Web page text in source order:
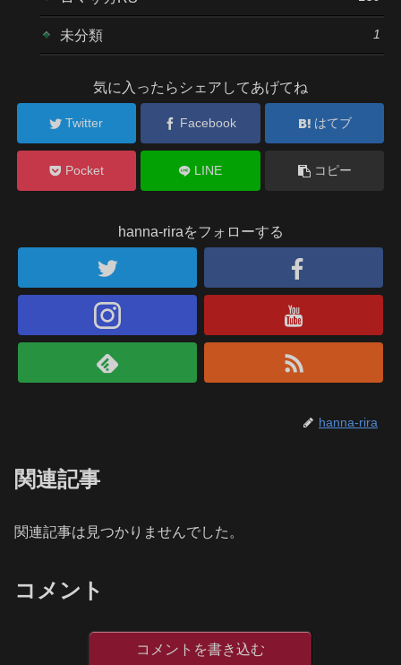
未分類 1
気に入ったらシェアしてあげてね
Twitter Facebook はてブ
Pocket LINE コピー
hanna-riraをフォローする
hanna-rira
関連記事
関連記事は見つかりませんでした。
コメント
コメントを書き込む